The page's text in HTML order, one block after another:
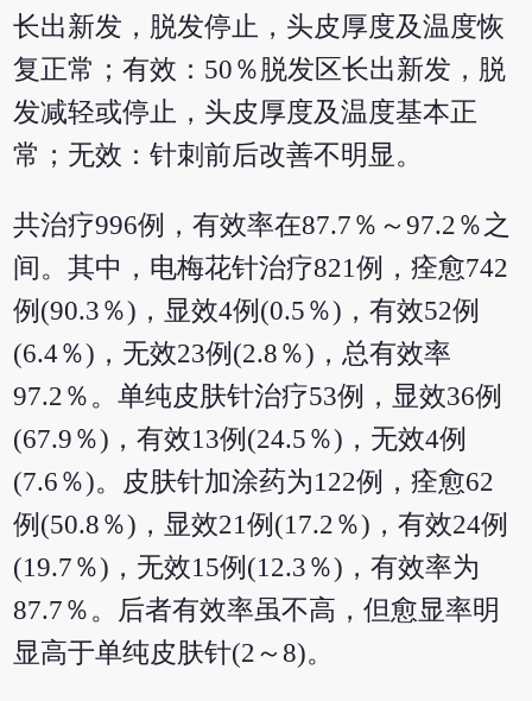
长出新发，脱发停止，头皮厚度及温度恢
复正常；有效：50％脱发区长出新发，脱
发减轻或停止，头皮厚度及温度基本正
常；无效：针刺前后改善不明显。
共治疗996例，有效率在87.7％～97.2％之
间。其中，电梅花针治疗821例，痊愈742
例(90.3％)，显效4例(0.5％)，有效52例
(6.4％)，无效23例(2.8％)，总有效率
97.2％。单纯皮肤针治疗53例，显效36例
(67.9％)，有效13例(24.5％)，无效4例
(7.6％)。皮肤针加涂药为122例，痊愈62
例(50.8％)，显效21例(17.2％)，有效24例
(19.7％)，无效15例(12.3％)，有效率为
87.7％。后者有效率虽不高，但愈显率明
显高于单纯皮肤针(2～8)。